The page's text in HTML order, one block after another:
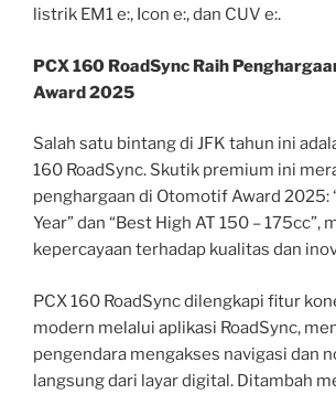
listrik EM1 e:, Icon e:, dan CUV e:.
PCX 160 RoadSync Raih
Award 2025
Salah satu bintang di JFK tahun ini
160 RoadSync. Skutik premium ini
penghargaan di Otomotif Award 2025:
Year” dan “Best High AT 150 – 175cc”,
kepercayaan terhadap kualitas dan
PCX 160 RoadSync dilengkapi fitur
modern melalui aplikasi RoadSync,
pengendara mengakses navigasi dan
langsung dari layar digital. Ditambah